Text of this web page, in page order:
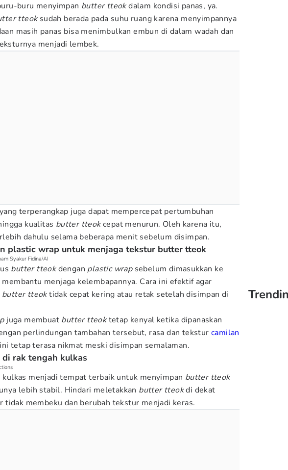
buru menyimpan butter tteokdalam kondisi panas, ya.
tteoksudah berada pada suhu ruang karena menyimpannya
masih panas bisa menimbulkan embun di dalam wadah dan
menjadi lembek.
terperangkap juga dapat mempercepat pertumbuhan
kualitas butter tteokcepat menurun. Oleh karena itu,
dahulu selama beberapa menit sebelum disimpan.
plastic wrap untuk menjaga tekstur butter tteok
Syakur Fidina/AI
butter tteokdengan plastic wrapsebelum dimasukkan ke
menjaga kelembapannya. Cara ini efektif agar
butter tteoktidak cepat kering atau retak setelah disimpan di
juga membuat butter tteoktetap kenyal ketika dipanaskan
perlindungan tambahan tersebut, rasa dan tekstur camilan
tetap terasa nikmat meski disimpan semalaman.
di rak tengah kulkas
kulkas menjadi tempat terbaik untuk menyimpan butter tteok
lebih stabil. Hindari meletakkan butter tteokdi dekat
tidak membeku dan berubah tekstur menjadi keras.